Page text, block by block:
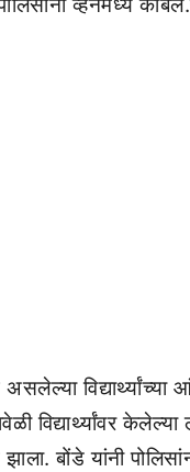
विद्यार्थ्यांवर
बोंडे यांनी